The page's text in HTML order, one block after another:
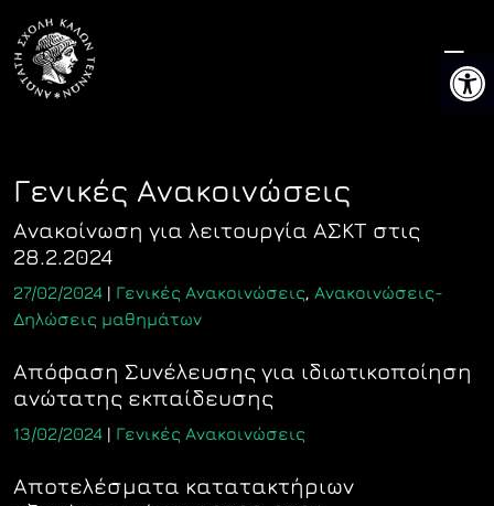
content
Γενικές Ανακοινώσεις
Aνακοίνωση για λειτουργία ΑΣΚΤ στις
28.2.2024
27/02/2024 | Γενικές Ανακοινώσεις, Ανακοινώσεις-
Δηλώσεις μαθημάτων
Aπόφαση Συνέλευσης για ιδιωτικοποίηση
ανώτατης εκπαίδευσης
13/02/2024 | Γενικές Ανακοινώσεις
Aποτελέσματα κατατακτήριων